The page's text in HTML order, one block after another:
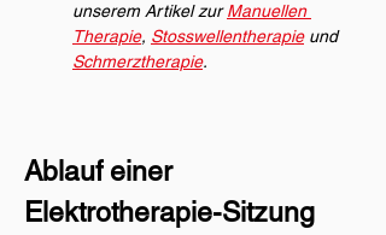
unserem Artikel zur Manuellen
Therapie, Stosswellentherapie und
Schmerztherapie.
Ablauf einer
Elektrotherapie-Sitzung